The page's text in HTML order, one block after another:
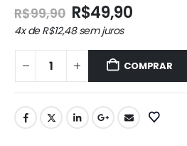
R$99,90 O
preço
original
era:
R$99,90.
R$49,90O
é:
R$49,90.
4x deR$12,48sem juros
COMPRAR